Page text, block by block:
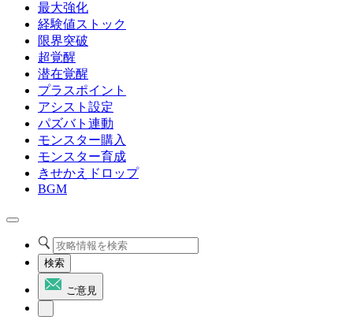
最大強化
経験値ストック
限界突破
超覚醒
潜在覚醒
プラスポイント
アシスト設定
パズバト連動
モンスター購入
モンスター育成
きせかえドロップ
BGM
検索
ご意見